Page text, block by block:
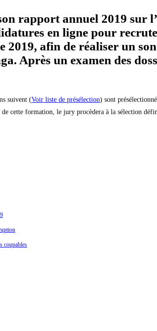
rapport annuel 2019 sur
en ligne pour
afin de réaliser un
Après un examen des
suivent (Voir liste de présélection) sont
cette formation, le jury procèdera à la sélection
coupables